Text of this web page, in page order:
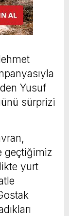
Yusuf
sürprizi
geçtiğimiz
yurt